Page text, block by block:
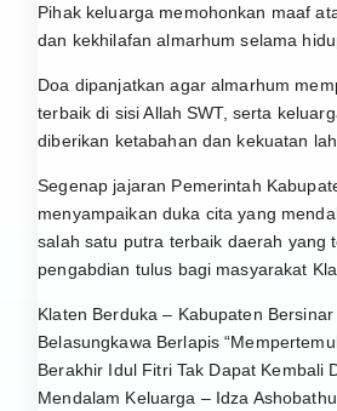
Pihak keluarga memohonkan maaf
dan kekhilafan almarhum selama
Doa dipanjatkan agar almarhum
terbaik di sisi Allah SWT, serta
diberikan ketabahan dan kekuatan
Segenap jajaran Pemerintah
menyampaikan duka cita yang
salah satu putra terbaik daerah yang
pengabdian tulus bagi masyarakat
Klaten Berduka – Kabupaten
Belasungkawa Berlapis
Berakhir Idul Fitri Tak Dapat Kembali
Mendalam Keluarga – Idza